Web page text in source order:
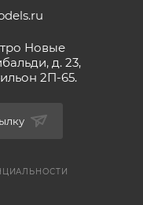
Новые
д. 23,
2П-65.